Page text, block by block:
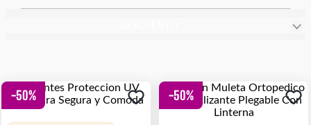
-50% -50%
Lamparas
Duvet
Botas